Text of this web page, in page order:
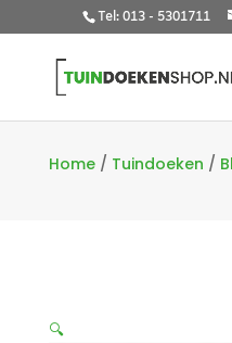
Tel: 013 - 5301711
Home/ Tuindoeken /
🔍